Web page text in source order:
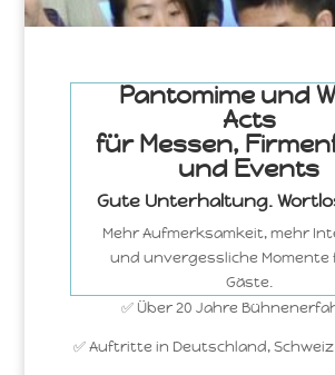
Pantomime und
Acts
für Messen,
und Events
Gute Unterhaltung.
Mehr Aufmerksamkeit, mehr
und unvergessliche Momente
Gäste.
✅ Über 20 Jahre
✅ Auftritte in Deutschland,